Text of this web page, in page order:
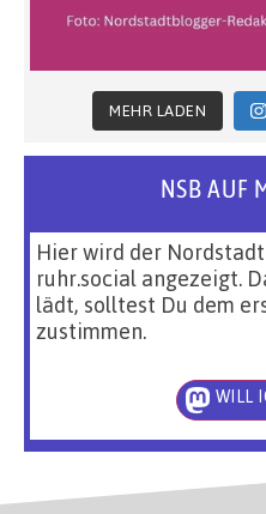
MEHR LADEN
NSB AUF
Hier wird der
ruhr.social angezeigt.
lädt, solltest Du dem
zustimmen.
WILL